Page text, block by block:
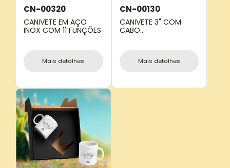
CN-00320
CANIVETE EM AÇO
INOX COM 11 FUNÇÕES
Mais detalhes
CN-00130
CANIVETE 3" COM
CABO
Mais detalhes